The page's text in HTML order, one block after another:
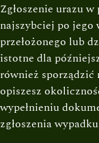
Zgłoszenie urazu
najszybciej po
przełożonego lub
istotne dla
również sporządzić
opiszesz
wypełnieniu
zgłoszenia